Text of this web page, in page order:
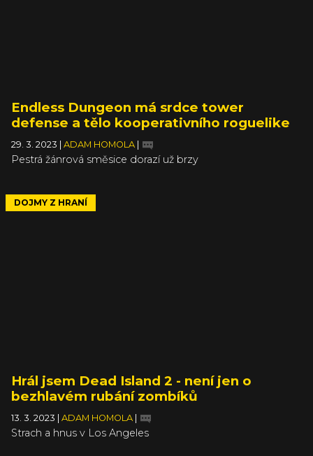
Endless Dungeon má srdce tower
defense a tělo kooperativního roguelike
29. 3. 2023 ADAM HOMOLA
Pestrá žánrová směsice dorazí už brzy
DOJMY Z HRANÍ
Hrál jsem Dead Island 2 - není jen o
bezhlavém rubání zombíků
13. 3. 2023 ADAM HOMOLA
Strach a hnus v Los Angeles